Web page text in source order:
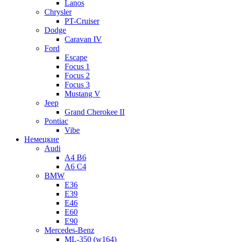
Lanos
Chrysler
PT-Cruiser
Dodge
Caravan IV
Ford
Escape
Focus 1
Focus 2
Focus 3
Mustang V
Jeep
Grand Cherokee II
Pontiac
Vibe
Немецкие
Audi
A4 B6
A6 C4
BMW
E36
E39
E46
E60
E90
Mercedes-Benz
ML-350 (w164)